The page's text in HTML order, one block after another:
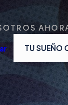
TU SUEÑO